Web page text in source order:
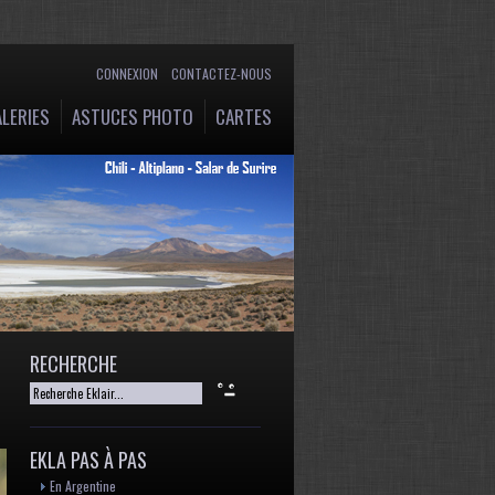
CONNEXION CONTACTEZ-NOUS
ASTUCES PHOTO CARTES
RECHERCHE
EKLA PAS À PAS
En Argentine